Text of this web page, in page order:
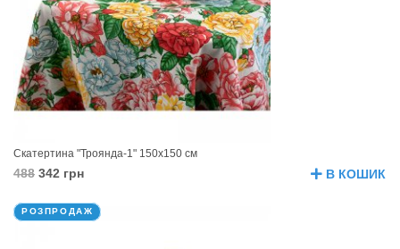
Скатертина "Троянда-1" 150х150 см
488 342 грн В КОШИК
РОЗПРОДАЖ